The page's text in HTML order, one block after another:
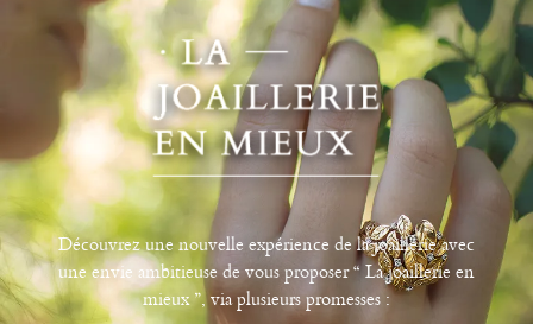
Découvrez une nouvelle expérience de la joaillerie avec
une envie ambitieuse de vous proposer “ La joaillerie en
mieux ”, via plusieurs promesses :